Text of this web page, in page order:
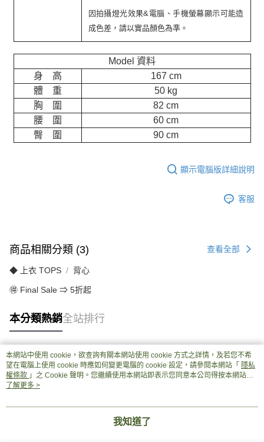
因拍攝燈光效果&電腦、手機螢幕顯示可能造
成色差，請以實品顏色為準。
Model 資料
身 高
167 cm
體 重
50 kg
胸 圍
82 cm
腰 圍
60 cm
臀 圍
90 cm
顯示電腦版詳細說明
客服
商品相關分類 (3) 查看全部
◆ 上衣 TOPS 背心
🉐 Final Sale ⇒ 5折起
本分類熱銷全站排行
熱門標籤
本網站中使用 cookie，欲查詢有關本網站使用 cookie 方式之詳情，及若您不希
望在電腦上使用 cookie 時應如何變更電腦的 cookie 設定，請參閱本網站「 隱私
權條款 」之 Cookie 聲明。您繼續使用本網站即表示您同意本公司得按本網站使
用條款之 Cookie 聲明使用 cookie。
了解更多 >
我知道了